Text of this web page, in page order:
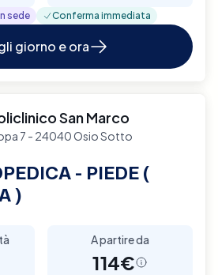
sede Conferma immediata
giorno e ora
San Marco
7 - 24040 Osio Sotto
- PIEDE (
)
A partire da
114€